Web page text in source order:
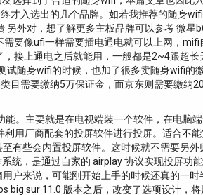
入选出的几个品牌。如若我推荐的随身
外对，想了解更多主板品牌可以参考 微星
要像ufi一样需要插电通电就可以上网，
接上通电之后就能用，一般都是2~4跟超
随身wifi的时候，也加了很多卖随身wifi的
需要缴纳5万保证金，而京东则需要缴纳
。主要就是在电视端装一个软件，在电脑
用厂商配套的投屏软件进行投屏。适合不
有些会内置投屏软件。这时候就不需要另
统，是通过自家的 airplay 协议实现投屏功
来说，可能刚开始上手的时候还真的一
sur 11.0 版本之后，改变了选项设计，